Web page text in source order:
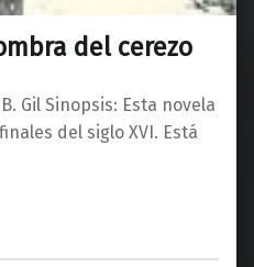
del cerezo
Gil Sinopsis: Esta novela
del siglo XVI. Está